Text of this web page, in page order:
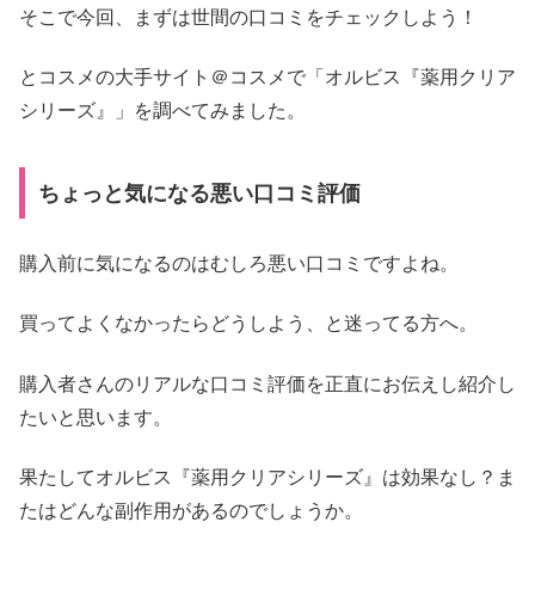
そこで今回、まずは世間の口コミをチェックしよう！
とコスメの大手サイト＠コスメで「オルビス『薬用クリア
シリーズ』」を調べてみました。
ちょっと気になる悪い口コミ評価
購入前に気になるのはむしろ悪い口コミですよね。
買ってよくなかったらどうしよう、と迷ってる方へ。
購入者さんのリアルな口コミ評価を正直にお伝えし紹介し
たいと思います。
果たしてオルビス『薬用クリアシリーズ』は効果なし？ま
たはどんな副作用があるのでしょうか。